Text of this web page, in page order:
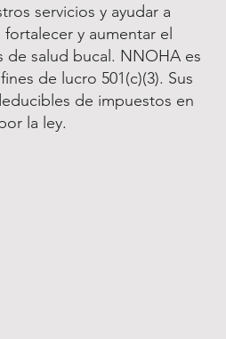
servicios y ayudar a
y aumentar el
de salud bucal. NNOHA es
de lucro 501(c)(3). Sus
de impuestos en
la ley.